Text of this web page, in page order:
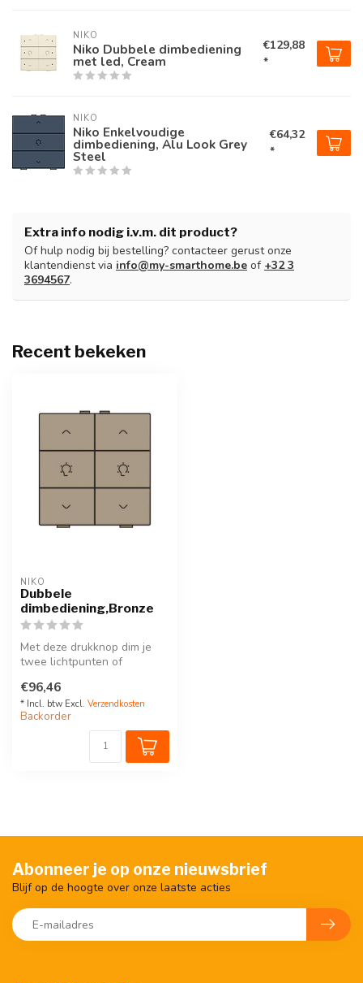
NIKO
Niko Dubbele dimbediening
met led, Cream
€129,88
*
NIKO
Niko Enkelvoudige
dimbediening, Alu Look Grey
Steel
€64,32
*
Extra info nodig i.v.m. dit product?
Of hulp nodig bij bestelling? contacteer gerust onze
klantendienst via info@my-smarthome.be of +32 3
3694567.
Recent bekeken
NIKO
Dubbele
dimbediening,Bronze
Met deze drukknop dim je
twee lichtpunten of
een kli...
€96,46
* Incl. btw Excl. Verzendkosten
Backorder
Abonneer je op onze nieuwsbrief
Blijf op de hoogte over onze laatste acties